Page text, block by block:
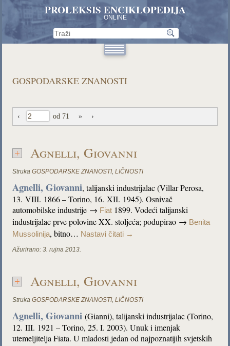
PROLEKSIS ENCIKLOPEDIJA
ONLINE
GOSPODARSKE ZNANOSTI
‹ od 71 » ›
Agnelli, Giovanni
Struka GOSPODARSKE ZNANOSTI,LIČNOSTI
Agnelli, Giovanni, talijanski industrijalac (Villar Perosa,
13. VIII. 1866 – Torino, 16. XII. 1945). Osnivač
automobilske industrije → Fiat 1899. Vodeći talijanski
industrijalac prve polovine XX. stoljeća; podupirao → Benita
Mussolinija, bitno… Nastavi čitati →
Ažurirano: 3. rujna 2013.
Agnelli, Giovanni
Struka GOSPODARSKE ZNANOSTI,LIČNOSTI
Agnelli, Giovanni(Gianni), talijanski industrijalac (Torino,
12. III. 1921 – Torino, 25. I. 2003). Unuk i imenjak
utemeljitelja Fiata. U mladosti jedan od najpoznatijih svjetskih